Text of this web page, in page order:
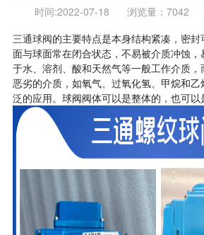
时间:2022-07-18 浏览量： 7042
三通球阀的主要特点是本身结构紧凑，密
面与球面常在闭合状态，不易被介质冲蚀
于水、溶剂、酸和天然气等一般工作介质
恶劣的介质，如氧气、过氧化氢、甲烷和
泛的应用。球阀阀体可以是整体的，也可以